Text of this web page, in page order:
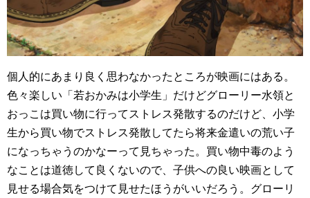
個人的にあまり良く思わなかったところが映画にはある。
色々楽しい「若おかみは小学生」だけどグローリー水領と
おっこは買い物に行ってストレス発散するのだけど、小学
生から買い物でストレス発散してたら将来金遣いの荒い子
になっちゃうのかなーって見ちゃった。買い物中毒のよう
なことは道徳して良くないので、子供への良い映画として
見せる場合気をつけて見せたほうがいいだろう。グローリ